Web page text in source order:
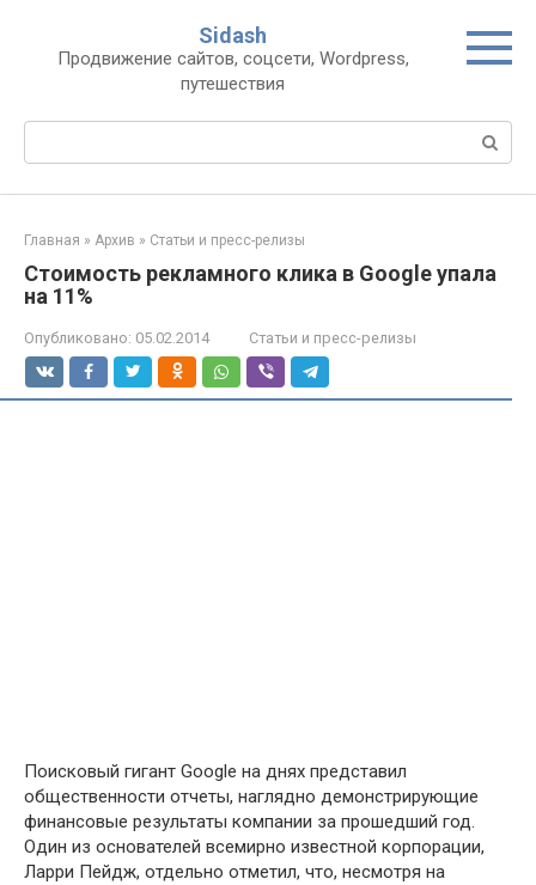
контенту
Sidash
Продвижение сайтов, соцсети, Wordpress,
путешествия
Главная » Архив » Статьи и пресс-релизы
Стоимость рекламного клика в Google упала
на 11%
Опубликовано: 05.02.2014 Статьи и пресс-релизы
Поисковый гигант Google на днях представил
общественности отчеты, наглядно демонстрирующие
финансовые результаты компании за прошедший год.
Один из основателей всемирно известной корпорации,
Ларри Пейдж, отдельно отметил, что, несмотря на